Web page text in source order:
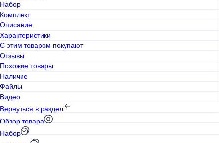
Набор
Комплект
Описание
Характеристики
С этим товаром покупают
Отзывы
Похожие товары
Наличие
Файлы
Видео
Вернуться в раздел
Обзор товара
Набор